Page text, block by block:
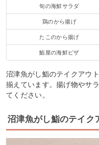
旬の海鮮サラダ
鶏のから揚げ
たこのから揚げ
鮨屋の海鮮ピザ
沼津魚がし鮨のテイクアウ
揃えています。揚げ物やサ
てください。
沼津魚がし鮨のテイク